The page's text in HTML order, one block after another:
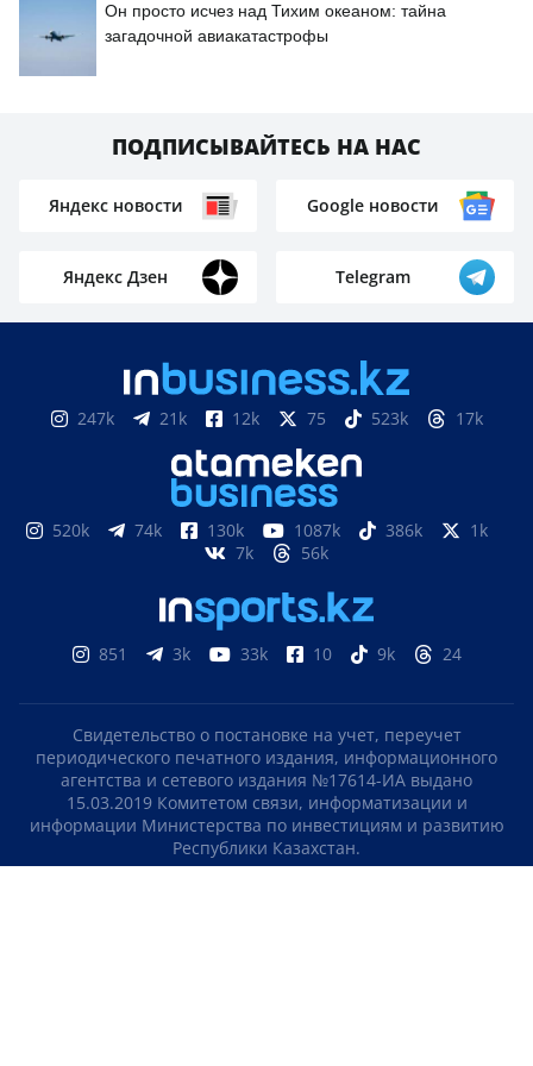
Он просто исчез над Тихим океаном: тайна
загадочной авиакатастрофы
ПОДПИСЫВАЙТЕСЬ НА НАС
Яндекс новости Google новости
Яндекс Дзен Telegram
247k 21k 12k 75 523k 17k
520k 74k 130k 1087k 386k
1k
7k
56k
851 3k 33k 10 9k 24
Свидетельство о постановке на учет, переучет
периодического печатного издания, информационного
агентства и сетевого издания №17614-ИА выдано
15.03.2019 Комитетом связи, информатизации и
информации Министерства по инвестициям и развитию
Республики Казахстан.